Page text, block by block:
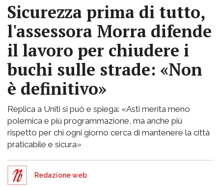
Sicurezza prima di tutto,
l'assessora Morra difende
il lavoro per chiudere i
buchi sulle strade: «Non
è definitivo»
Replica a Uniti si può e spiega: «Asti merita meno
polemica e più programmazione, ma anche più
rispetto per chi ogni giorno cerca di mantenere la città
praticabile e sicura»
Redazione web